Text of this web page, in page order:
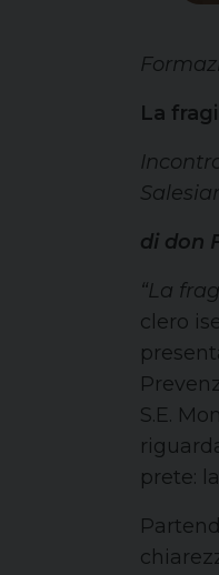
La
di don
“La
clero
S.E.
prete: